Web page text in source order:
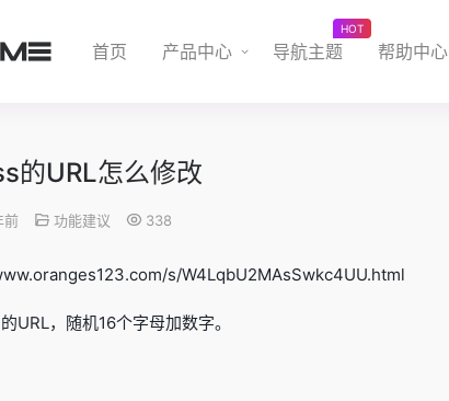
首页 产品中心 导航主题
HOT
帮助中心
的URL怎么修改
前 功能建议 338
s/W4LqbU2MAsSwkc4UU.html
URL，随机16个字母加数字。